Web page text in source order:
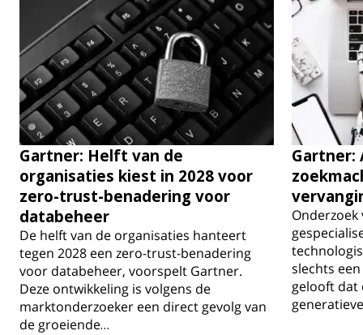
Gartner: Helft van de
organisaties kiest in 2028 voor
zero-trust-benadering voor
databeheer
De helft van de organisaties hanteert
tegen 2028 een zero-trust-benadering
voor databeheer, voorspelt Gartner.
Deze ontwikkeling is volgens de
marktonderzoeker een direct gevolg van
de groeiende…
Gartner:
slechts
gelooft dat